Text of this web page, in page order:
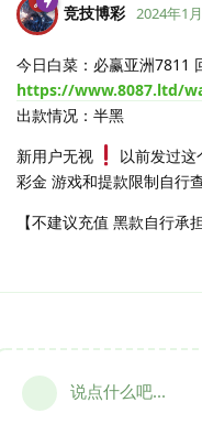
竞技博彩 2024年1
今日白菜：必赢亚洲7811
https://www.8087.ltd/
出款情况：半黑
新用户无视
以前发过
彩金 游戏和提款限制自行
【不建议充值 黑款自行承担
说点什么吧...